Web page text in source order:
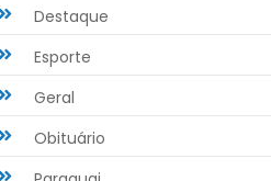
Destaque
Esporte
Geral
Obituário